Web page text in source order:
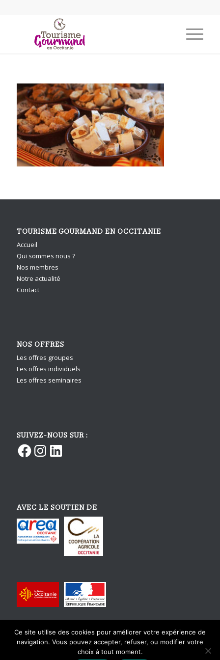
TOURISME GOURMAND EN OCCITANIE
Accueil
Qui sommes nous ?
Nos membres
Notre actualité
Contact
NOS OFFRES
Les offres groupes
Les offres individuels
Les offres seminaires
SUIVEZ-NOUS SUR :
FacebookInstagram
LinkedIn
AVEC LE SOUTIEN DE
Ce site utilise des cookies pour améliorer votre expérience de
navigation. Vous pouvez accepter, refuser, ou modifier votre
choix à tout moment.